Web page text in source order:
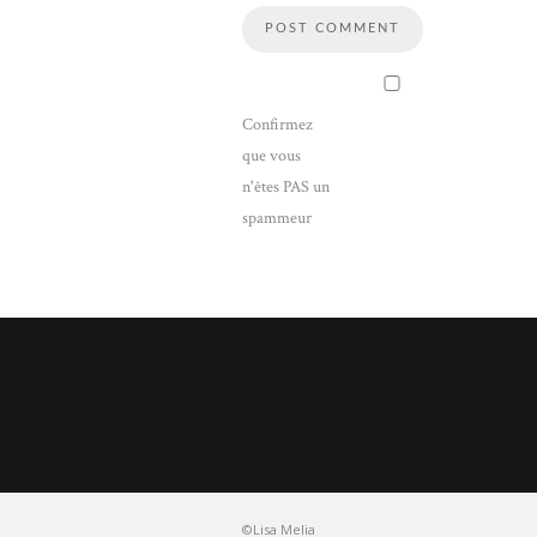
Confirmez
que vous
n'êtes PAS un
spammeur
©Lisa Melia